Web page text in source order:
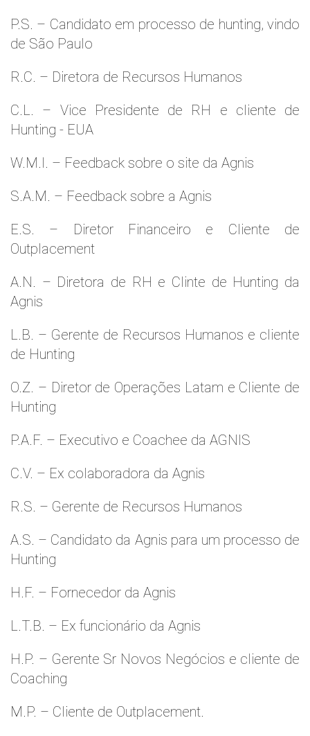
P.S. – Candidato em processo de hunting, vindo
de São Paulo
R.C. – Diretora de Recursos Humanos
C.L. – Vice Presidente de RH e cliente de
Hunting - EUA
W.M.l. – Feedback sobre o site da Agnis
S.A.M. – Feedback sobre a Agnis
E.S. – Diretor Financeiro e Cliente de
Outplacement
A.N. – Diretora de RH e Clinte de Hunting da
Agnis
L.B. – Gerente de Recursos Humanos e cliente
de Hunting
O.Z. – Diretor de Operações Latam e Cliente de
Hunting
P.A.F. – Executivo e Coachee da AGNIS
C.V. – Ex colaboradora da Agnis
R.S. – Gerente de Recursos Humanos
A.S. – Candidato da Agnis para um processo de
Hunting
H.F. – Fornecedor da Agnis
L.T.B. – Ex funcionário da Agnis
H.P. – Gerente Sr Novos Negócios e cliente de
Coaching
M.P. – Cliente de Outplacement.